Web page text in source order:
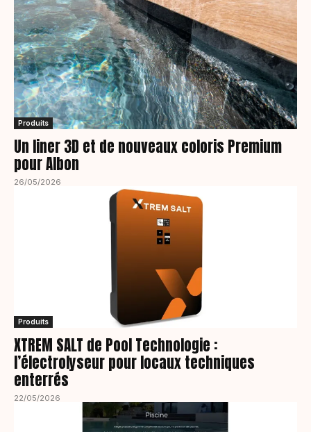
Produits
Un liner 3D et de nouveaux coloris Premium
pour Albon
26/05/2026
Produits
XTREM SALT de Pool Technologie :
l’électrolyseur pour locaux techniques
enterrés
22/05/2026